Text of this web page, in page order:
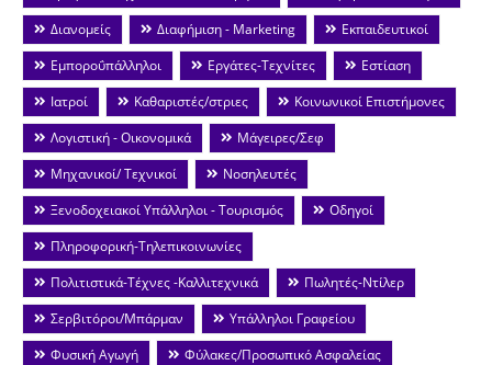
Διανομείς
Διαφήμιση - Marketing
Εκπαιδευτικοί
Εμποροΰπάλληλοι
Εργάτες-Τεχνίτες
Εστίαση
Ιατροί
Καθαριστές/στριες
Κοινωνικοί Επιστήμονες
Λογιστική - Οικονομικά
Μάγειρες/Σεφ
Μηχανικοί/ Τεχνικοί
Νοσηλευτές
Ξενοδοχειακοί Υπάλληλοι - Τουρισμός
Οδηγοί
Πληροφορική-Τηλεπικοινωνίες
Πολιτιστικά-Τέχνες -Καλλιτεχνικά
Πωλητές-Ντίλερ
Σερβιτόροι/Μπάρμαν
Υπάλληλοι Γραφείου
Φυσική Αγωγή
Φύλακες/Προσωπικό Ασφαλείας